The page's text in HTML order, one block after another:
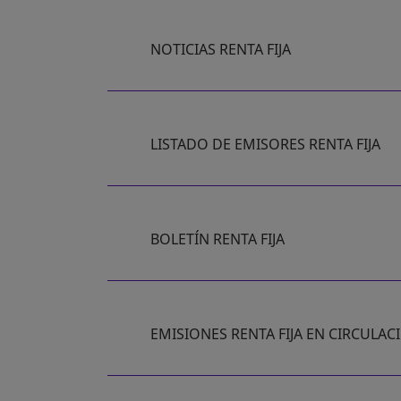
NOTICIAS RENTA FIJA
SE ABRE EN UNA PESTAÑA NUEVA
LISTADO DE EMISORES RENTA FIJA
BOLETÍN RENTA FIJA
EMISIONES RENTA FIJA EN